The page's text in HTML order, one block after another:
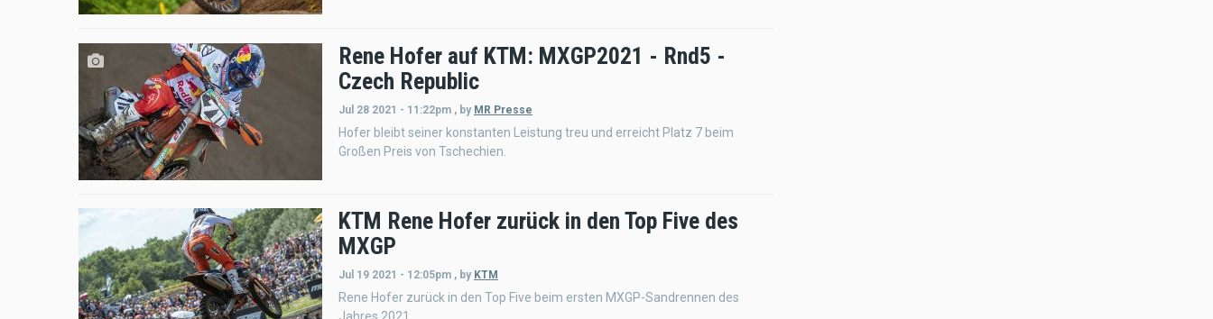
Rene Hofer auf KTM: MXGP2021 - Rnd5 -
Czech Republic
Jul 28 2021 - 11:22pm , by MR Presse
Hofer bleibt seiner konstanten Leistung treu und erreicht Platz 7 beim
Großen Preis von Tschechien.
KTM Rene Hofer zurück in den Top Five des
MXGP
Jul 19 2021 - 12:05pm , by KTM
Rene Hofer zurück in den Top Five beim ersten MXGP-Sandrennen des